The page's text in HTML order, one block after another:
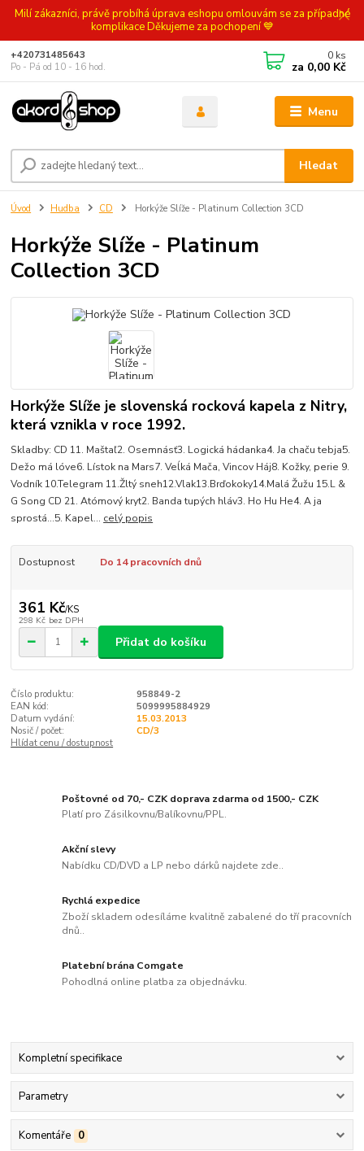
Milí zákazníci, právě probíhá úprava eshopu omlouvám se za případné
komplikace Děkujeme za pochopení 💙
Menu
Hledat
+420731485643
Po - Pá od 10 - 16 hod.
0 ks
za 0,00 Kč
Úvod Hudba CD Horkýže Slíže - Platinum Collection 3CD
Horkýže Slíže - Platinum
Collection 3CD
Horkýže Slíže je slovenská rocková kapela z Nitry,
která vznikla v roce 1992.
Skladby: CD 11. Maštaľ2. Osemnásť3. Logická hádanka4. Ja chaču tebja5.
Dežo má lóve6. Lístok na Mars7. Veĺká Mača, Vincov Háj8. Kožky, perie 9.
Vodník 10.Telegram 11.Žltý sneh12.Vlak13.Brďokoky14.Malá Žužu 15.L &
G Song CD 21. Atómový kryt2. Banda tupých hláv3. Ho Hu He4. A ja
sprostá...5. Kapel... celý popis
Dostupnost Do 14 pracovních dnů
361 Kč/KS
298 Kč bez DPH
Přidat do košíku
Číslo produktu:
958849-2
EAN kód:
5099995884929
Datum vydání:
15.03.2013
Nosič / počet:
CD/3
Hlídat cenu / dostupnost
Poštovné od 70,- CZK doprava zdarma od 1500,- CZK
Platí pro Zásilkovnu/Balíkovnu/PPL.
Akční slevy
Nabídku CD/DVD a LP nebo dárků najdete zde..
Rychlá expedice
Zboží skladem odesíláme kvalitně zabalené do tří pracovních
dnů..
Platební brána Comgate
Pohodlná online platba za objednávku.
Kompletní specifikace
Parametry
Komentáře 0